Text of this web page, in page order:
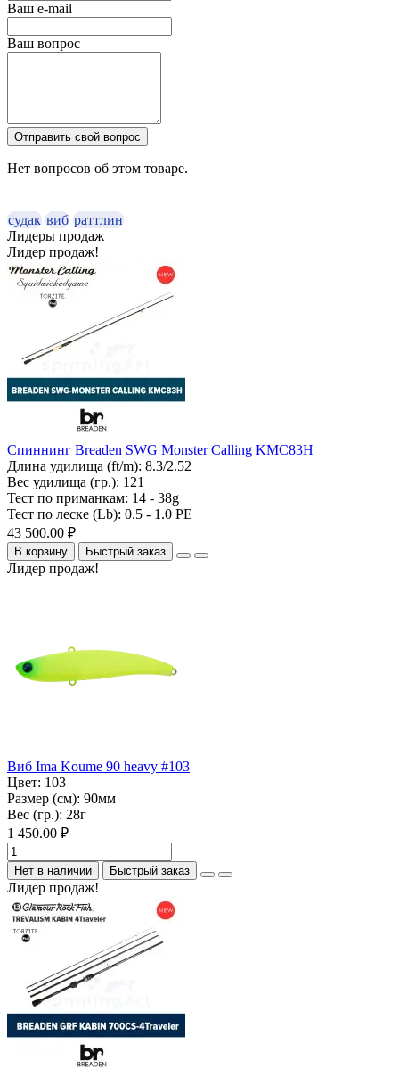
Ваш e-mail
Ваш вопрос
Отправить свой вопрос
Нет вопросов об этом товаре.
судак виб раттлин
Лидеры продаж
Лидер продаж!
Спиннинг Breaden SWG Monster Calling KMC83H
Длина удилища (ft/m): 8.3/2.52
Вес удилища (гр.): 121
Тест по приманкам: 14 - 38g
Тест по леске (Lb): 0.5 - 1.0 PE
43 500.00 ₽
В корзину Быстрый заказ
Лидер продаж!
Виб Ima Koume 90 heavy #103
Цвет: 103
Размер (см): 90мм
Вес (гр.): 28г
1 450.00 ₽
Нет в наличии Быстрый заказ
Лидер продаж!